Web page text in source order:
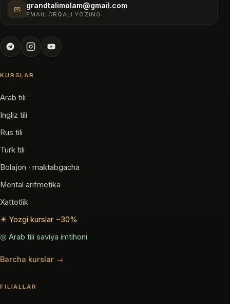
✉ grandtalimolam@gmail.com
EMAIL ORQALI YOZING
KURSLAR
Arab tili
Ingliz tili
Rus tili
Turk tili
Bolajon · maktabgacha
Mental arifmetika
Xattotlik
☀ Yozgi kurslar −30%
◎ Arab tili saviya imtihoni
Barcha kurslar →
FILIALLAR